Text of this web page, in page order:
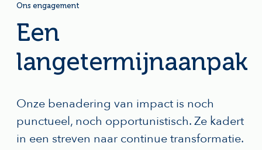
Ons engagement
Een
langetermijnaanpak
Onze benadering van impact is noch
punctueel, noch opportunistisch. Ze kadert
in een streven naar continue transformatie.